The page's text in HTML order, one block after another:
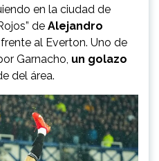
en la ciudad de
de Alejandro
al Everton. Uno de
Garnacho, un golazo
del área.